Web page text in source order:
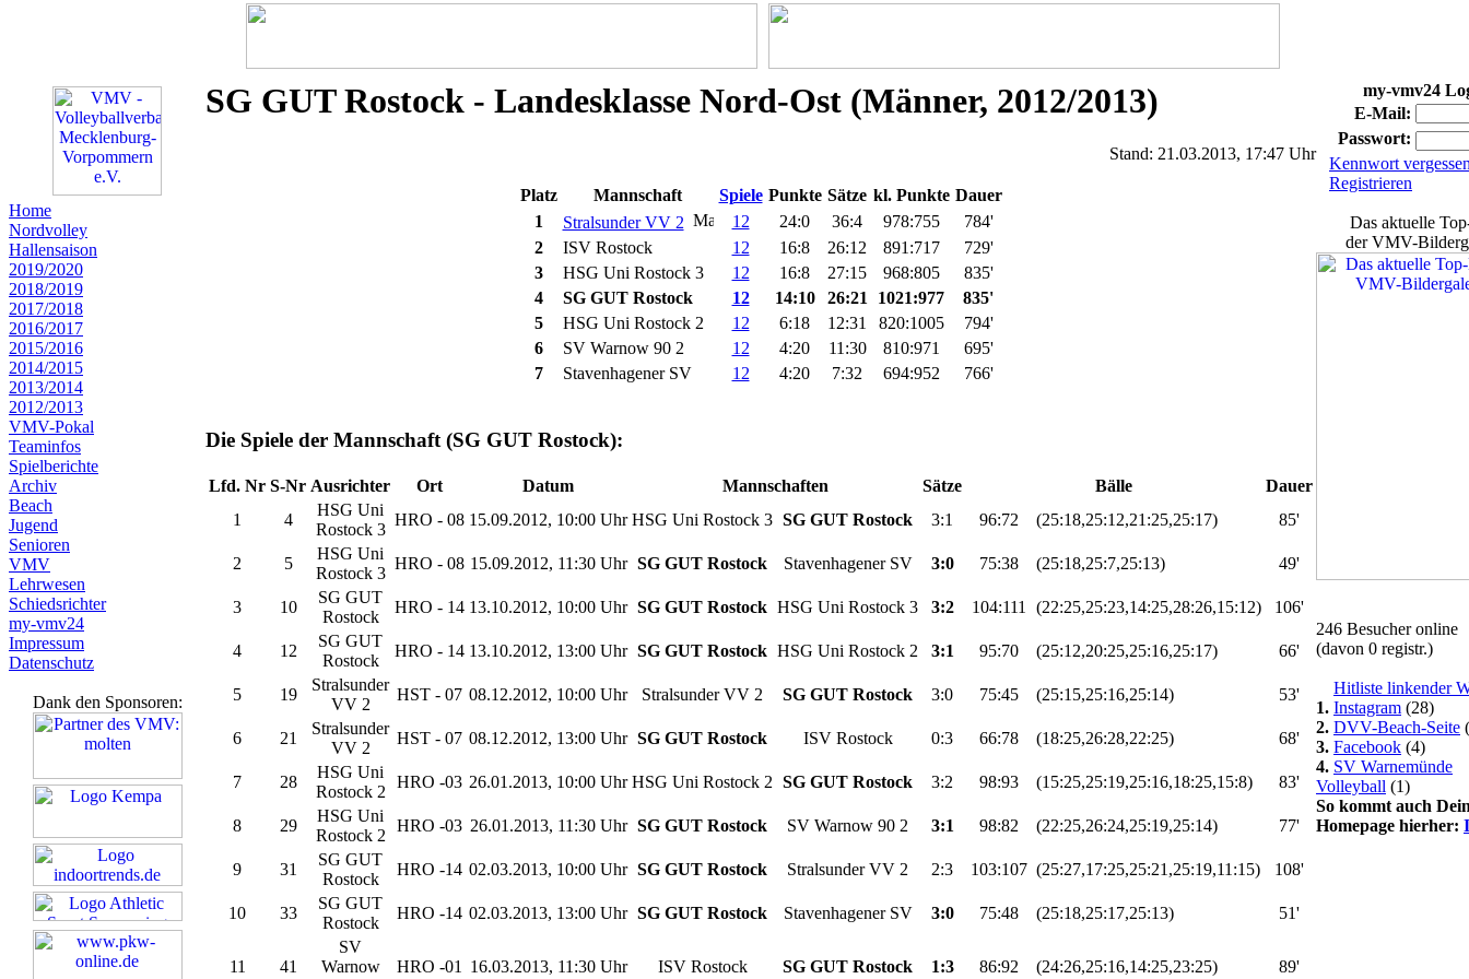
Home
Nordvolley
Hallensaison
2019/2020
2018/2019
2017/2018
2016/2017
2015/2016
2014/2015
2013/2014
2012/2013
VMV-Pokal
Teaminfos
Spielberichte
Archiv
Beach
Jugend
Senioren
VMV
Lehrwesen
Schiedsrichter
my-vmv24
Impressum
Datenschutz
Dank den Sponsoren:
SG GUT Rostock - Landesklasse Nord-Ost (Männer, 2012/2013)
Stand: 21.03.2013, 17:47 Uhr
Platz Mannschaft Spiele Punkte Sätze kl. Punkte Dauer
1
Stralsunder VV 2 12 24:0 36:4 978:755
784'
2
ISV Rostock 12 16:8 26:12 891:717
729'
3
HSG Uni Rostock 3 12 16:8 27:15 968:805
835'
4
SG GUT Rostock 12 14:10 26:21 1021:977
835'
5
HSG Uni Rostock 2 12 6:18 12:31 820:1005
794'
6
SV Warnow 90 2 12 4:20 11:30 810:971
695'
7
Stavenhagener SV 12 4:20 7:32 694:952 766'
Die Spiele der Mannschaft (SG GUT Rostock):
Lfd. Nr S-Nr Ausrichter Ort Datum Mannschaften Sätze Bälle
Dauer
1
4
HSG Uni
Rostock 3
HRO - 08 15.09.2012, 10:00 Uhr HSG Uni Rostock 3 SG GUT Rostock 3:1 96:72 (25:18,25:12,21:25,25:17) 85'
2 5
HSG Uni
Rostock 3
HRO - 08 15.09.2012, 11:30 Uhr SG GUT Rostock Stavenhagener SV 3:0 75:38 (25:18,25:7,25:13) 49'
3 10
SG GUT
Rostock
HRO - 14 13.10.2012, 10:00 Uhr SG GUT Rostock HSG Uni Rostock 3 3:2 104:111 (22:25,25:23,14:25,28:26,15:12) 106'
4 12
SG GUT
Rostock
HRO - 14 13.10.2012, 13:00 Uhr SG GUT Rostock HSG Uni Rostock 2 3:1 95:70 (25:12,20:25,25:16,25:17) 66'
5 19
Stralsunder
VV 2
HST - 07 08.12.2012, 10:00 Uhr Stralsunder VV 2 SG GUT Rostock 3:0 75:45 (25:15,25:16,25:14) 53'
6 21
Stralsunder
VV 2
HST - 07 08.12.2012, 13:00 Uhr SG GUT Rostock ISV Rostock 0:3 66:78 (18:25,26:28,22:25) 68'
7 28
HSG Uni
Rostock 2
HRO -03 26.01.2013, 10:00 Uhr HSG Uni Rostock 2 SG GUT Rostock 3:2 98:93 (15:25,25:19,25:16,18:25,15:8) 83'
8 29
HSG Uni
Rostock 2
HRO -03 26.01.2013, 11:30 Uhr SG GUT Rostock SV Warnow 90 2 3:1 98:82 (22:25,26:24,25:19,25:14) 77'
9 31
SG GUT
Rostock
HRO -14 02.03.2013, 10:00 Uhr SG GUT Rostock Stralsunder VV 2 2:3 103:107 (25:27,17:25,25:21,25:19,11:15) 108'
10 33
SG GUT
Rostock
HRO -14 02.03.2013, 13:00 Uhr SG GUT Rostock Stavenhagener SV 3:0 75:48 (25:18,25:17,25:13) 51'
11 41
SV
Warnow
HRO -01 16.03.2013, 11:30 Uhr ISV Rostock SG GUT Rostock 1:3 86:92 (24:26,25:16,14:25,23:25) 89'
my-vmv24
E-Mail:
Passwort:
Kennwort
Registrieren
Das aktuelle
der VMV-
246 Besucher online
(davon 0 registr.)
Hitliste linkender
1. Instagram (28)
2. DVV-Beach-Seite
3. Facebook (4)
4. SV Warnemünde
Volleyball (1)
So kommt auch
Homepage hierher: